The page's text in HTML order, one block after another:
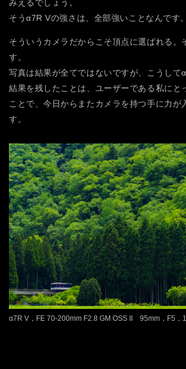
みえるでしょう。
そうα7R Vの強さは、全部強いことなんです。
そういうカメラだからこそ頂点に選ばれる。
す。
写真は結果が全てではないですが、こうして
結果を残したことは、ユーザーである私にと
ことで、今日からまたカメラを持つ手に力が
す。
α7R V，FE 70-200mm F2.8 GM OSS II 95mm，F5，